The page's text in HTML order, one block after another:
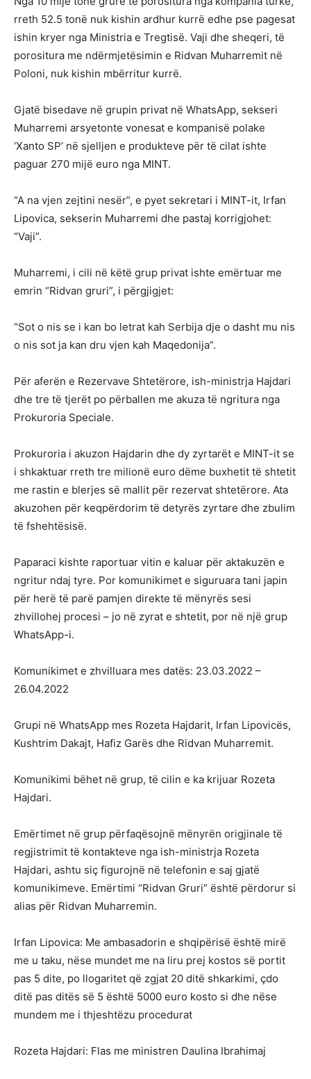
rreth 52.5 tonë nuk kishin ardhur kurrë edhe pse pagesat
ishin kryer nga Ministria e Tregtisë. Vaji dhe sheqeri, të
porositura me ndërmjetësimin e Ridvan Muharremit në
Poloni, nuk kishin mbërritur kurrë.
Gjatë bisedave në grupin privat në WhatsApp, sekseri
Muharremi arsyetonte vonesat e kompanisë polake
‘Xanto SP’ në sjelljen e produkteve për të cilat ishte
paguar 270 mijë euro nga MINT.
“A na vjen zejtini nesër”, e pyet sekretari i MINT-it, Irfan
Lipovica, sekserin Muharremi dhe pastaj korrigjohet:
“Vaji”.
Muharremi, i cili në këtë grup privat ishte emërtuar me
emrin “Ridvan gruri”, i përgjigjet:
“Sot o nis se i kan bo letrat kah Serbija dje o dasht mu nis
o nis sot ja kan dru vjen kah Maqedonija”.
Për aferën e Rezervave Shtetërore, ish-ministrja Hajdari
dhe tre të tjerët po përballen me akuza të ngritura nga
Prokuroria Speciale.
Prokuroria i akuzon Hajdarin dhe dy zyrtarët e MINT-it se
i shkaktuar rreth tre milionë euro dëme buxhetit të shtetit
me rastin e blerjes së mallit për rezervat shtetërore. Ata
akuzohen për keqpërdorim të detyrës zyrtare dhe zbulim
të fshehtësisë.
Paparaci kishte raportuar vitin e kaluar për aktakuzën e
ngritur ndaj tyre. Por komunikimet e siguruara tani japin
për herë të parë pamjen direkte të mënyrës sesi
zhvillohej procesi – jo në zyrat e shtetit, por në një grup
WhatsApp-i.
Komunikimet e zhvilluara mes datës: 23.03.2022 –
26.04.2022
Grupi në WhatsApp mes Rozeta Hajdarit, Irfan Lipovicës,
Kushtrim Dakajt, Hafiz Garës dhe Ridvan Muharremit.
Komunikimi bëhet në grup, të cilin e ka krijuar Rozeta
Hajdari.
Emërtimet në grup përfaqësojnë mënyrën origjinale të
regjistrimit të kontakteve nga ish-ministrja Rozeta
Hajdari, ashtu siç figurojnë në telefonin e saj gjatë
komunikimeve. Emërtimi “Ridvan Gruri” është përdorur si
alias për Ridvan Muharremin.
Irfan Lipovica: Me ambasadorin e shqipërisë është mirë
me u taku, nëse mundet me na liru prej kostos së portit
pas 5 dite, po llogaritet që zgjat 20 ditë shkarkimi, çdo
ditë pas ditës së 5 është 5000 euro kosto si dhe nëse
mundem me i thjeshtëzu procedurat
Rozeta Hajdari: Flas me ministren Daulina Ibrahimaj